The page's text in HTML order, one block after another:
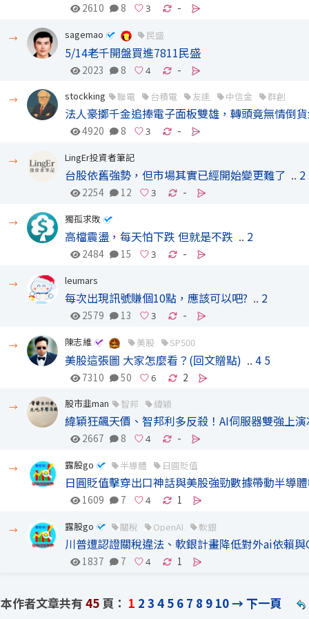
2610 8 -
→ sagemao 民盛
5/14老千開盤買進7811民盛
2023 8 -
→ stockking 聯電 台積電 友達 中信金 群創
法人豪擲千金追捧電子面板雙雄，轉頭竟無情倒
4920 8 -
→ LingEr投資者筆記
台股依舊強勢，但市場其實已經開始變更難了 .. 2
2254 12 -
→ 獨孤求敗
高檔震盪，每天怕下跌 但就是不跌 .. 2
2484 15 -
→ leumars
每次出現訊號賺個10點，應該可以吧? .. 2
2579 13 -
→ 陳志維 美股 SP500
美股這張圖 大家怎麼看？(回文贈點) ..4 5
7310 50 2
→ 股市韭man 智邦 緯穎
緯穎狂飆天價、智邦利多反殺！AI伺服器雙強上
2667 8 -
→ 露股go 半導體 日圓貶值
日圓貶值擊穿出口神話與美股強勁數據帶動半導
1609 7 1
→ 露股go 關稅 OpenAI 軟銀
川普遭認證關稅違法、軟銀計畫降低對外ai依賴
1837 7 1
本作者文章共有 45 頁： 1 2 3 4 5 6 7 8 9 10→ 下一頁